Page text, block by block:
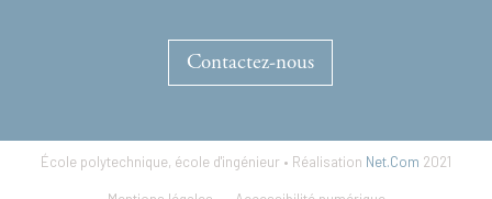
Contactez-nous
École polytechnique, école d'ingénieur • Réalisation Net.Com 2021